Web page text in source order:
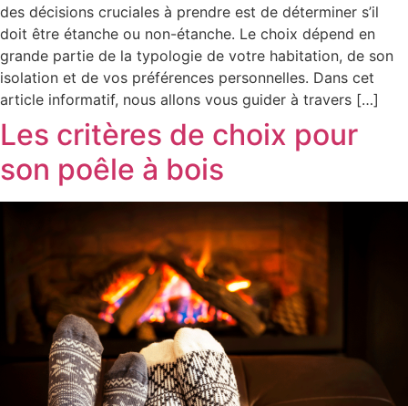
des décisions cruciales à prendre est de déterminer s’il
doit être étanche ou non-étanche. Le choix dépend en
grande partie de la typologie de votre habitation, de son
isolation et de vos préférences personnelles. Dans cet
article informatif, nous allons vous guider à travers […]
Les critères de choix pour
son poêle à bois